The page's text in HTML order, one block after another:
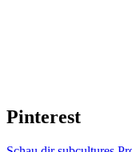
Pinterest